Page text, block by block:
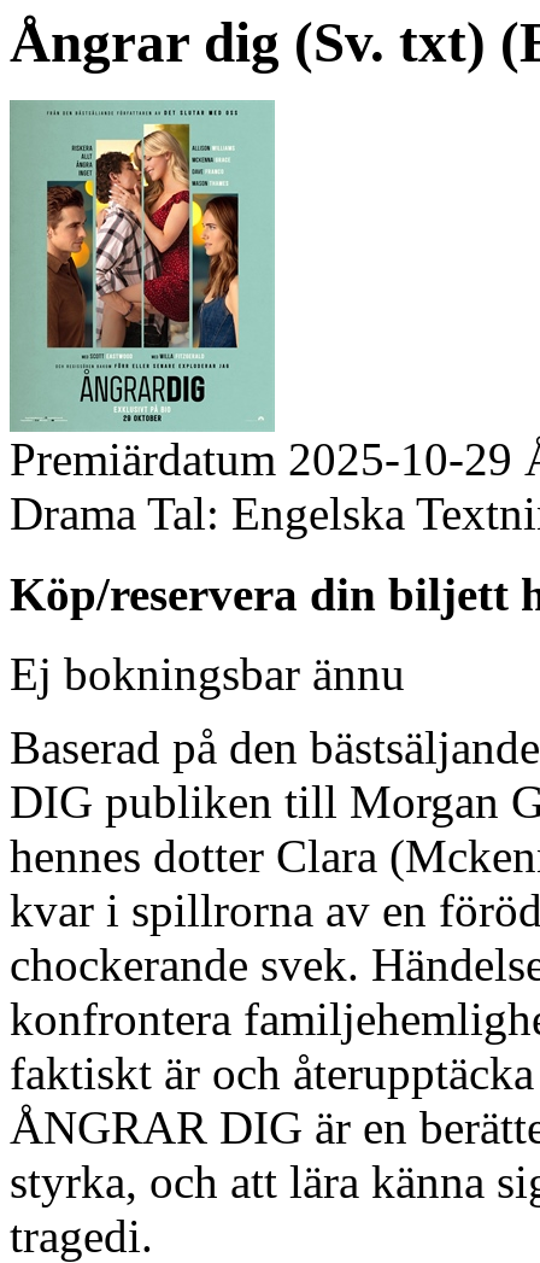
Ångrar dig (Sv. txt)
Premiärdatum 2025-10-29
Drama Tal: Engelska
Köp/reservera din biljett
Ej bokningsbar ännu
Baserad på den
DIG publiken till Morgan
hennes dotter Clara
kvar i spillrorna av en
chockerande svek.
konfrontera
faktiskt är och
ÅNGRAR DIG är en
styrka, och att lära känna
tragedi.